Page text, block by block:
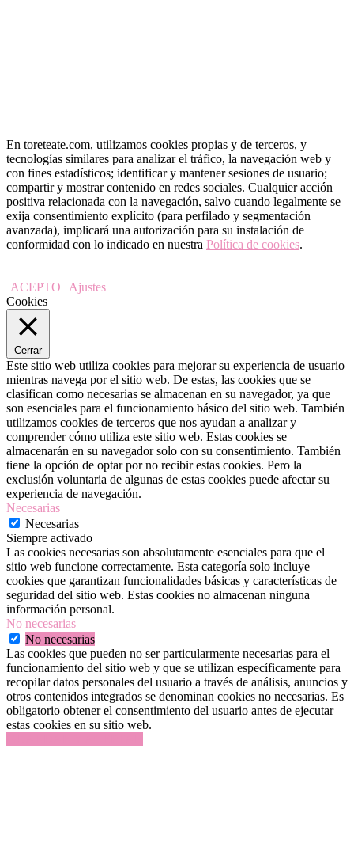
En toreteate.com, utilizamos cookies propias y de terceros, y
tecnologías similares para analizar el tráfico, la navegación web y
con fines estadísticos; identificar y mantener sesiones de usuario;
compartir y mostrar contenido en redes sociales. Cualquier acción
positiva relacionada con la navegación, salvo cuando legalmente se
exija consentimiento explícito (para perfilado y segmentación
avanzada), implicará una autorización para su instalación de
conformidad con lo indicado en nuestra Política de cookies.
ACEPTO
Ajustes
Cookies
Cerrar
Este sitio web utiliza cookies para mejorar su experiencia de usuario
mientras navega por el sitio web. De estas, las cookies que se
clasifican como necesarias se almacenan en su navegador, ya que
son esenciales para el funcionamiento básico del sitio web. También
utilizamos cookies de terceros que nos ayudan a analizar y
comprender cómo utiliza este sitio web. Estas cookies se
almacenarán en su navegador solo con su consentimiento. También
tiene la opción de optar por no recibir estas cookies. Pero la
exclusión voluntaria de algunas de estas cookies puede afectar su
experiencia de navegación.
Necesarias
Necesarias
Siempre activado
Las cookies necesarias son absolutamente esenciales para que el
sitio web funcione correctamente. Esta categoría solo incluye
cookies que garantizan funcionalidades básicas y características de
seguridad del sitio web. Estas cookies no almacenan ninguna
información personal.
No necesarias
No necesarias
Las cookies que pueden no ser particularmente necesarias para el
funcionamiento del sitio web y que se utilizan específicamente para
recopilar datos personales del usuario a través de análisis, anuncios y
otros contenidos integrados se denominan cookies no necesarias. Es
obligatorio obtener el consentimiento del usuario antes de ejecutar
estas cookies en su sitio web.